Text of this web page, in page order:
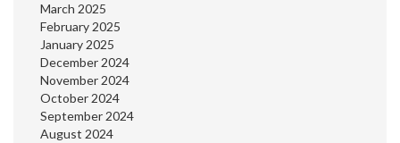
March 2025
February 2025
January 2025
December 2024
November 2024
October 2024
September 2024
August 2024